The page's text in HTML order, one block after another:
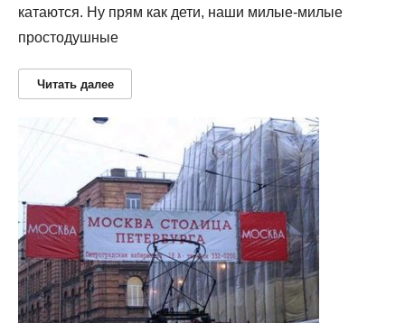
катаются. Ну прям как дети, наши милые-милые
простодушные
Читать далее